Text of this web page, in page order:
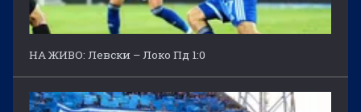
НА ЖИВО: Левски – Локо Пд 1:0